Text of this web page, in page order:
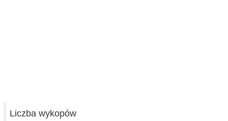
Liczba wykopów